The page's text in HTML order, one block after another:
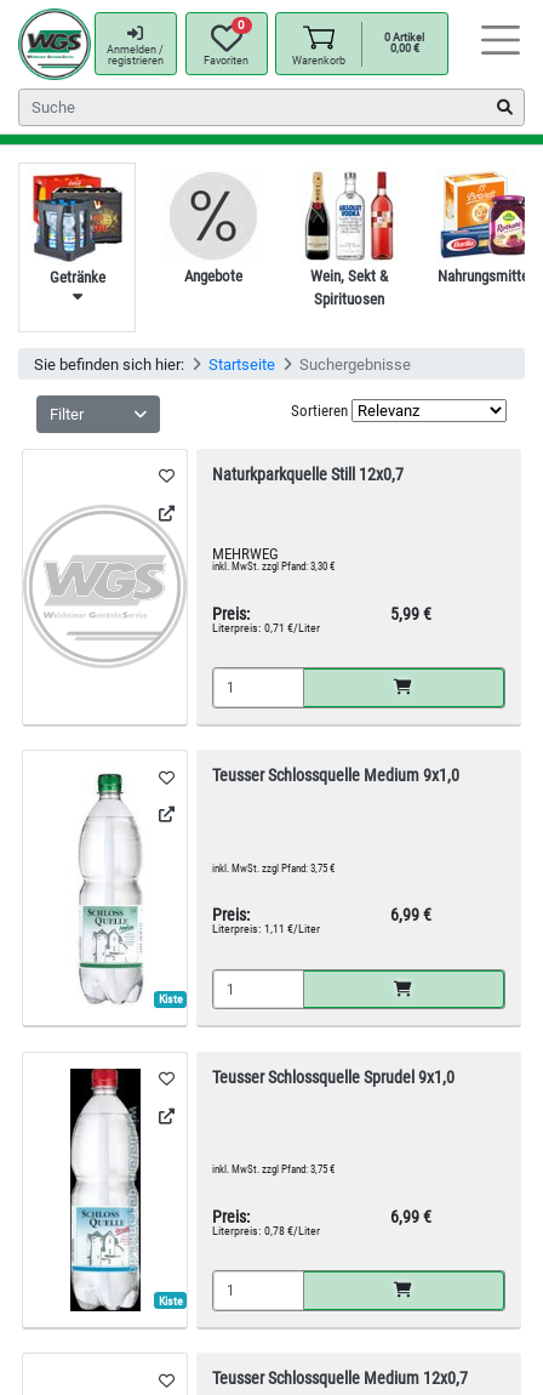
Anmelden /
registrieren
0
Favoriten Warenkorb
0Artikel
0,00 €
Getränke Angebote
Wein, Sekt &
Spirituosen
Nahrungsmittel
Sie befinden sich hier: Startseite Suchergebnisse
Filter Sortieren
Naturkparkquelle Still 12x0,7
MEHRWEG
inkl. MwSt. zzgl Pfand: 3,30 €
Preis: 5,99 €
Literpreis: 0,71 €/Liter
Kiste
Teusser Schlossquelle Medium 9x1,0
inkl. MwSt. zzgl Pfand: 3,75 €
Preis: 6,99 €
Literpreis: 1,11 €/Liter
Kiste
Teusser Schlossquelle Sprudel 9x1,0
inkl. MwSt. zzgl Pfand: 3,75 €
Preis: 6,99 €
Literpreis: 0,78 €/Liter
Teusser Schlossquelle Medium 12x0,7